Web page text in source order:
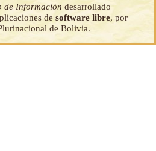
de Información desarrollado
desoftware libre, por
de Bolivia.